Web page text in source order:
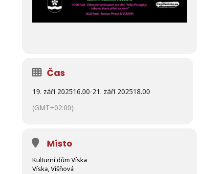
Čas
19. září 202516.00-21. září 202518.00
(GMT+02:00)
Místo
Kulturní dům Víska
Víska, Višňová